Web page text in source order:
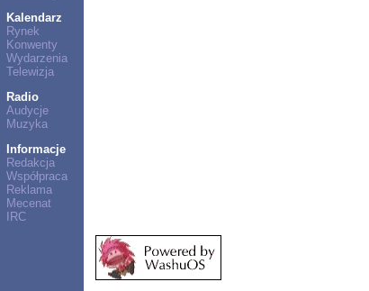
Kalendarz
Rynek
Konwenty
Wydarzenia
Telewizja
Radio
Audycje
Muzyka
Informacje
Redakcja
Współpraca
Reklama
Mecenat
IRC